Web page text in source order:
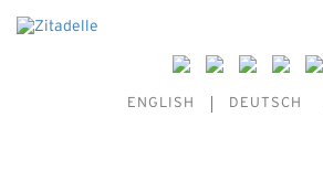
ENGLISH DEUTSCH